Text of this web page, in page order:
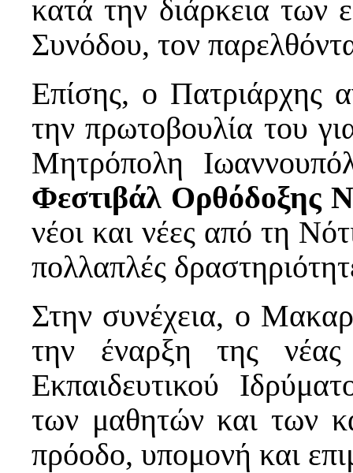
κατά την διάρκεια των
Συνόδου, τον
Επίσης, ο Πατριάρχης
την πρωτοβουλία του
Μητρόπολη
Φεστιβάλ Ορθόδοξης
νέοι και νέες από τη
πολλαπλές
Στην συνέχεια, ο
την έναρξη της νέας
Εκπαιδευτικού
των μαθητών και των
πρόοδο, υπομονή και